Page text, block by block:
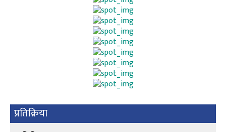
प्रतिक्रिया